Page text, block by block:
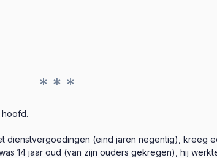
* * *
dienstvergoedingen (eind jaren negentig), kreeg
14 jaar oud (van zijn ouders gekregen), hij